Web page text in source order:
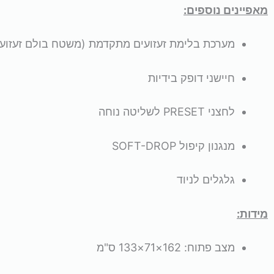
מאפיינים נוספים:
מערכת בלימת זעזועים מתקדמת (משטח בולם זעזועים + 4 בולמי
חיישני דופק בידיות
לחצני PRESET לשליטה נוחה
מנגנון קיפול SOFT-DROP
גלגלים לניוד
מידות:
מצב פתוח: 162×71×133 ס"מ